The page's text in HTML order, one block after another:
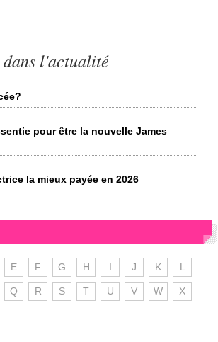
l'actualité
pour être la nouvelle James
la mieux payée en 2026
E F G H I J K L
Q R S T U V W X